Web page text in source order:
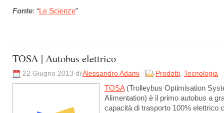
Fonte: “Le Scienze”
TOSA | Autobus elettrico
22 Giugno 2013 di Alessandro Adami Prodotti, Tecnologia
TOSA(Trolleybus Optimisation
Alimentation) è il primo autobus a
capacità di trasporto 100% elettrico